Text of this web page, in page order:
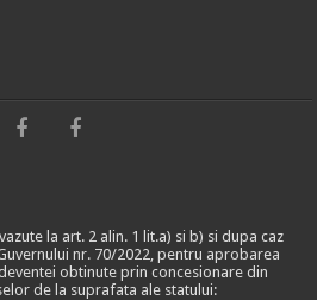
la art. 2 alin. 1 lit.a) si b) si dupa caz
nr. 70/2022, pentru aprobarea
obtinute prin concesionare din
de la suprafata ale statului: